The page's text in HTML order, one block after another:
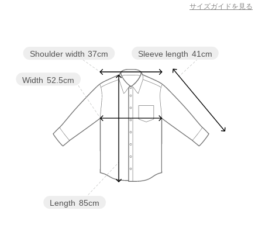
ボイルの薄さを活かし、ギャザーを寄せ集めた生地に、シャーリ
Aラインのふんわりシルエットを活かし、細身のパンツと合わせる
デニムやテーパードパンツなど、すっきりしたボトムと好相性で
============================
透け感：ややあり
============================
サイズガイドを見る
Sleeve length 41cm
Length 85cm
Width 52.5cm
Shoulder width 37cm